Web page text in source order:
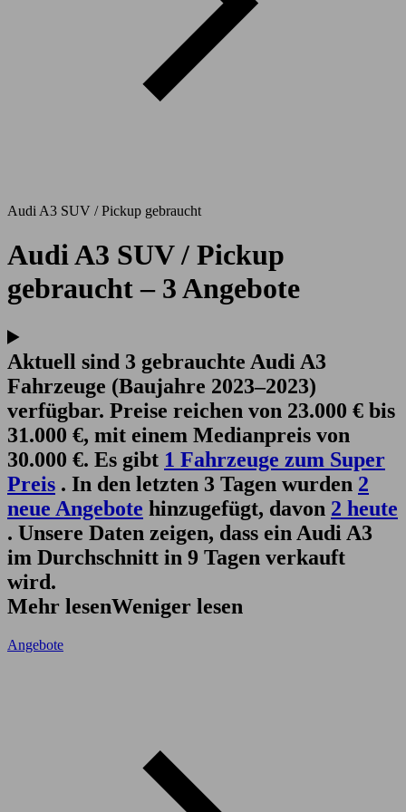
Audi A3 SUV / Pickup gebraucht
Audi A3 SUV / Pickup
gebraucht – 3 Angebote
Aktuell sind 3 gebrauchte Audi A3
Fahrzeuge (Baujahre 2023–2023)
verfügbar. Preise reichen von 23.000 € bis
31.000 €, mit einem Medianpreis von
30.000 €. Es gibt 1 Fahrzeuge zum Super
Preis . In den letzten 3 Tagen wurden 2
neue Angebote hinzugefügt, davon 2 heute
. Unsere Daten zeigen, dass ein Audi A3
im Durchschnitt in 9 Tagen verkauft
wird.
Mehr lesenWeniger lesen
Angebote